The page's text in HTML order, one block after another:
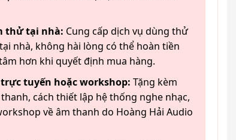
thử tại nhà: Cung cấp dịch vụ dùng thử
nhà, không hài lòng có thể hoàn tiền
hơn khi quyết định mua hàng.
tuyến hoặc workshop: Tặng kèm
cách thiết lập hệ thống nghe nhạc,
về âm thanh do Hoàng Hải Audio